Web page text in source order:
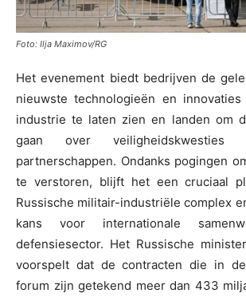
Foto: Ilja Maximov/RG
Het evenement biedt bedrijven de
nieuwste technologieën en
industrie te laten zien en landen om
gaan over veiligheidskwesties
partnerschappen. Ondanks pogingen
te verstoren, blijft het een cruciaal
Russische militair-industriële complex
kans voor internationale
defensiesector. Het Russische
voorspelt dat de contracten die in
forum zijn getekend meer dan 433